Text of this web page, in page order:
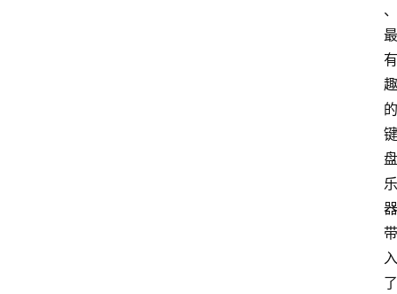
、
最
有
趣
的
键
盘
乐
器
带
入
了